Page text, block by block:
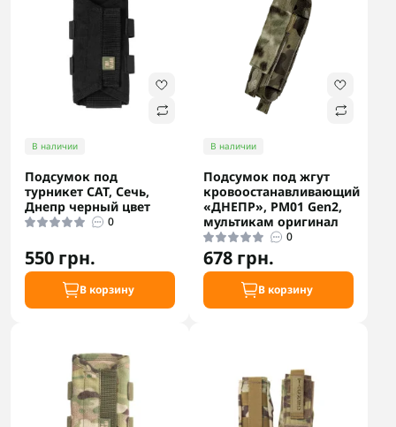
В наличии
Подсумок под
турникет САТ, Сечь,
Днепр черный цвет
0
550 грн.
В корзину
В наличии
Подсумок под жгут
кровоостанавливающий
«ДНЕПР», РМ01 Gen2,
мультикам оригинал
0
678 грн.
В корзину